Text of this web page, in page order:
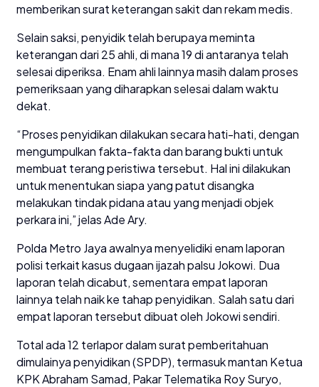
memberikan surat keterangan sakit dan rekam medis.
Selain saksi, penyidik telah berupaya meminta
keterangan dari 25 ahli, di mana 19 di antaranya telah
selesai diperiksa. Enam ahli lainnya masih dalam proses
pemeriksaan yang diharapkan selesai dalam waktu
dekat.
“Proses penyidikan dilakukan secara hati-hati, dengan
mengumpulkan fakta-fakta dan barang bukti untuk
membuat terang peristiwa tersebut. Hal ini dilakukan
untuk menentukan siapa yang patut disangka
melakukan tindak pidana atau yang menjadi objek
perkara ini,” jelas Ade Ary.
Polda Metro Jaya awalnya menyelidiki enam laporan
polisi terkait kasus dugaan ijazah palsu Jokowi. Dua
laporan telah dicabut, sementara empat laporan
lainnya telah naik ke tahap penyidikan. Salah satu dari
empat laporan tersebut dibuat oleh Jokowi sendiri.
Total ada 12 terlapor dalam surat pemberitahuan
dimulainya penyidikan (SPDP), termasuk mantan Ketua
KPK Abraham Samad, Pakar Telematika Roy Suryo,